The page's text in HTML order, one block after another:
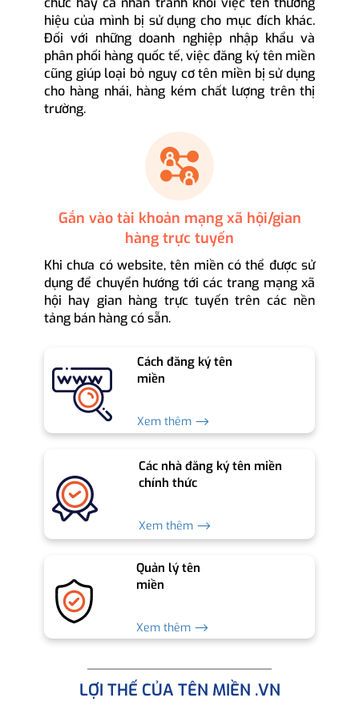
hiệu của mình bị sử dụng cho mục đích khác.
Đối với những doanh nghiệp nhập khẩu và
phân phối hàng quốc tế, việc đăng ký tên miền
cũng giúp loại bỏ nguy cơ tên miền bị sử dụng
cho hàng nhái, hàng kém chất lượng trên thị
trường.
Gắn vào tài khoản mạng xã hội/gian
hàng trực tuyến
Khi chưa có website, tên miền có thể được sử
dụng để chuyển hướng tới các trang mạng xã
hội hay gian hàng trực tuyến trên các nền
tảng bán hàng có sẵn.
Cách đăng ký tên
miền
Xem thêm ⟶
Các nhà đăng ký tên miền
chính thức
Xem thêm ⟶
Quản lý tên
miền
Xem thêm ⟶
LỢI THẾ CỦA TÊN MIỀN .VN